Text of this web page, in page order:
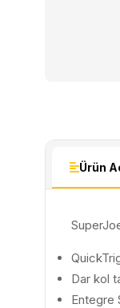
Ürün
Dar kol
Entegre